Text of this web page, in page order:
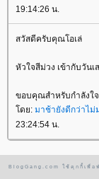
19:14:26 น.
สวัสดีครับคุณโอเล่
หัวใจสีม่วง เข้ากับวันเ
ขอบคุณสำหรับกำลังใ
ดย: มาช้ายังดีกว่าไม่
23:24:54 น.
BlogGang.com ใช้คุกกี้เพื่